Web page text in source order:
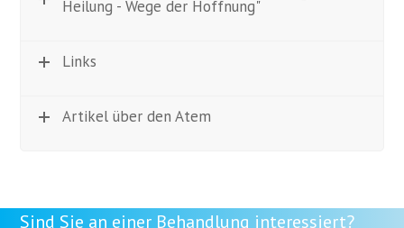
Heilung - Wege der Hoffnung"
Links
Artikel über den Atem
Sind Sie an einer Behandlung interessiert?